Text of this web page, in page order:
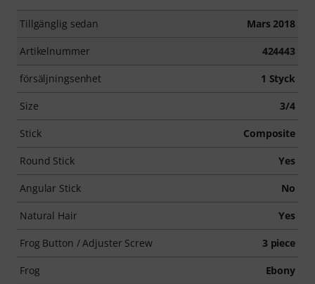
Tillgänglig sedan Mars 2018
Artikelnummer 424443
försäljningsenhet 1 Styck
Size 3/4
Stick Composite
Round Stick Yes
Angular Stick No
Natural Hair Yes
Frog Button / Adjuster Screw 3 piece
Frog Ebony